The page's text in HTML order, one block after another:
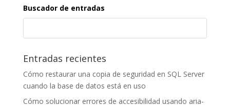
Buscador de entradas
Entradas recientes
Cómo restaurar una copia de seguridad en SQL Server
cuando la base de datos está en uso
Cómo solucionar errores de accesibilidad usando aria-